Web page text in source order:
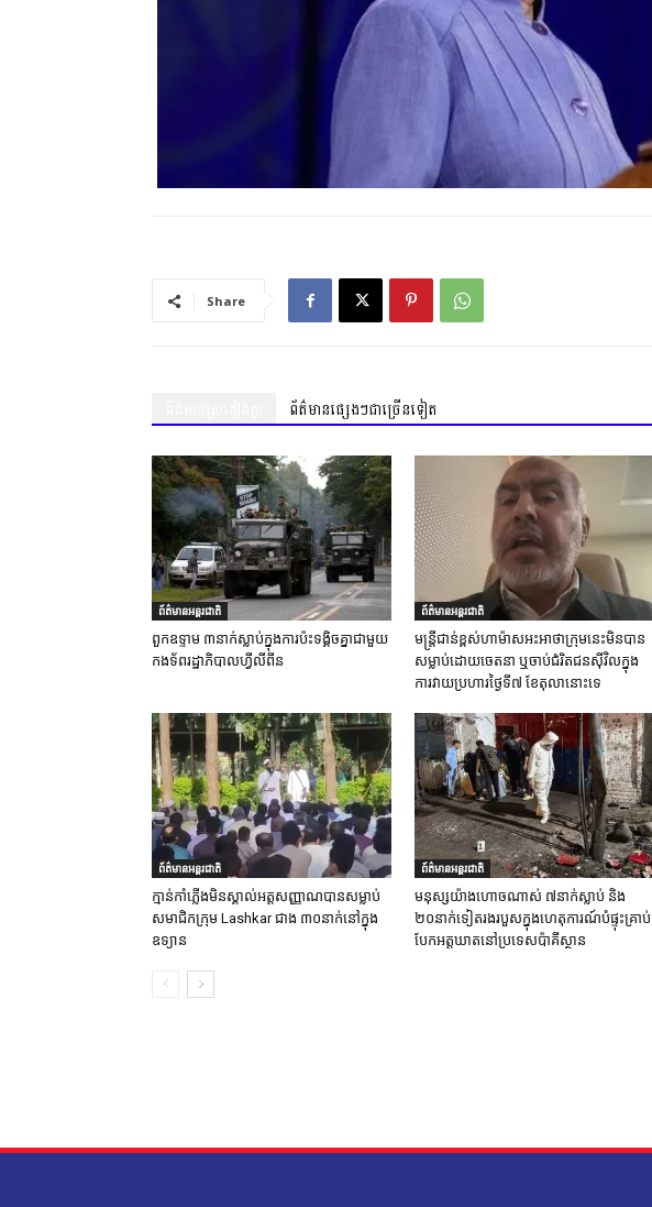
Share
ព័ត៌មានផ្សេងៗជាច្រើនទៀត
ព័ត៌មានអន្តរជាតិ
ពួកឧទ្ទាម ៣នាក់ស្លាប់ក្នុងការប៉ះទង្គិចគ្នាជាមួយ
កងទ័ពរដ្ឋាភិបាលហ្វីលីពីន
ព័ត៌មានអន្តរជាតិ
មន្ត្រីជាន់ខ្ពស់ហាម៉ាសអះអាថាក្រុមនេះមិនបាន
សម្លាប់ដោយចេតនា ឬចាប់ជំរិតជនស៊ីវិលក្នុង
ការវាយប្រហារថ្ងៃទី៧ ខែតុលានោះទេ
ព័ត៌មានអន្តរជាតិ
ក្មាន់កាំភ្លើងមិនស្គាល់អត្តសញ្ញាណបានសម្លាប់
សមាជិកក្រុម Lashkar ជាង ៣០នាក់នៅក្នុង
ឧទ្យាន
ព័ត៌មានអន្តរជាតិ
មនុស្សយ៉ាងហោចណាស់ ៧នាក់ស្លាប់ និង
២០នាក់ទៀតរងរបួសក្នុងហេតុការណ៍បំផ្ទុះគ្រាប់
បែកអត្តឃាតនៅប្រទេសប៉ាគីស្ថាន